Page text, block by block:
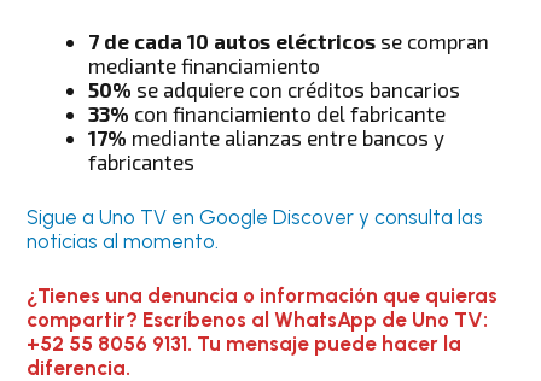
7 de cada 10 autos eléctricos se compran
mediante financiamiento
50% se adquiere con créditos bancarios
33% con financiamiento del fabricante
17% mediante alianzas entre bancos y
fabricantes
Sigue a Uno TV en Google Discover y consulta las
noticias al momento.
¿Tienes una denuncia o información que quieras
compartir? Escríbenos al WhatsApp de Uno TV:
+52 55 8056 9131. Tu mensaje puede hacer la
diferencia.